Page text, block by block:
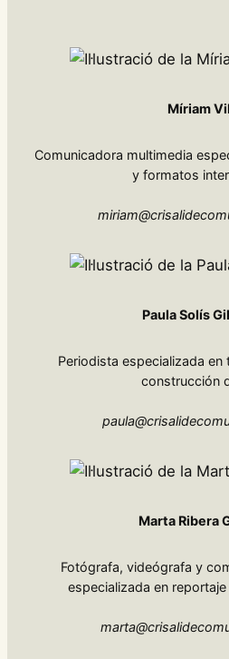
Míriam
Comunicadora multimedia
y formatos
Paula Solís
Periodista especializada
construcción
Marta Ribera
Fotógrafa, videógrafa y
especializada en